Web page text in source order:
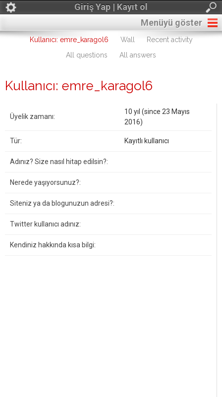
Giriş Yap | Kayıt ol
Menüyü göster
Kullanıcı: emre_karagol6 Wall
Recent activity
All questions
All answers
Kullanıcı: emre_karagol6
Üyelik zamanı:
10 yıl (since 23 Mayıs
2016)
Tür: Kayıtlı kullanıcı
Adınız? Size nasıl hitap edilsin?:
Nerede yaşıyorsunuz?:
Siteniz ya da blogunuzun adresi?:
Twitter kullanıcı adınız:
Kendiniz hakkında kısa bilgi: